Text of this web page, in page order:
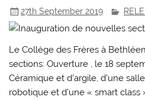
27th September 2019
Le Collège des Frères à
sections: Ouverture , le 18
Céramique et d’argile, d’une
robotique et d’une « smart